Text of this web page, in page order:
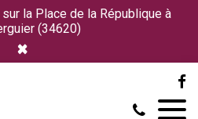
la Place de la République à
(34620)
×